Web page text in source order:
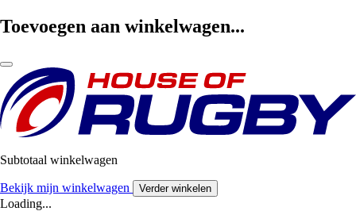
Toevoegen aan winkelwagen...
Subtotaal winkelwagen
Bekijk mijn winkelwagen Verder winkelen
Loading...